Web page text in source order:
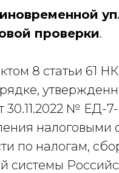
проверки.
8 статьи 61
30.11.2022 № ЕД-
налоговыми
по налогам,